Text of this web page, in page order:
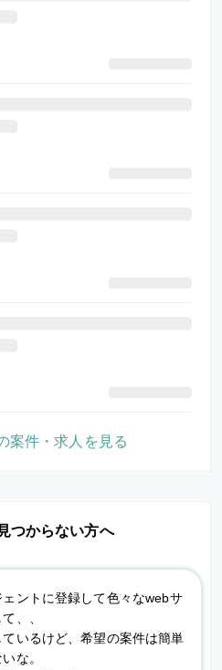
つからない方へ
ントに登録して色々なwebサ
、、
いるけど、希望の案件は簡単
な。
案件・求人を見る